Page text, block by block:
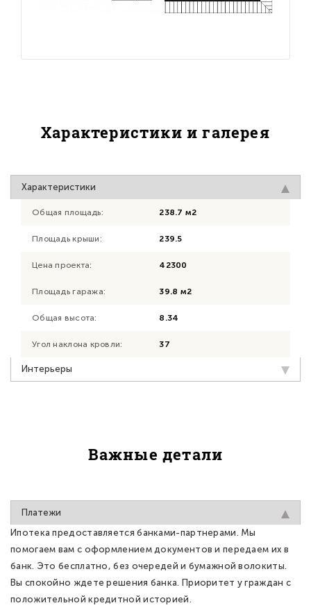
Характеристики и галерея
Характеристики
Общая площадь: 238.7 м2
Площадь крыши: 239.5
Цена проекта: 42300
Площадь гаража: 39.8 м2
Общая высота: 8.34
Угол наклона кровли: 37
Интерьеры
Важные детали
Платежи
Ипотека предоставляется банками-партнерами. Мы
помогаем вам с оформлением документов и передаем их в
банк. Это бесплатно, без очередей и бумажной волокиты.
Вы спокойно ждете решения банка. Приоритет у граждан с
положительной кредитной историей.